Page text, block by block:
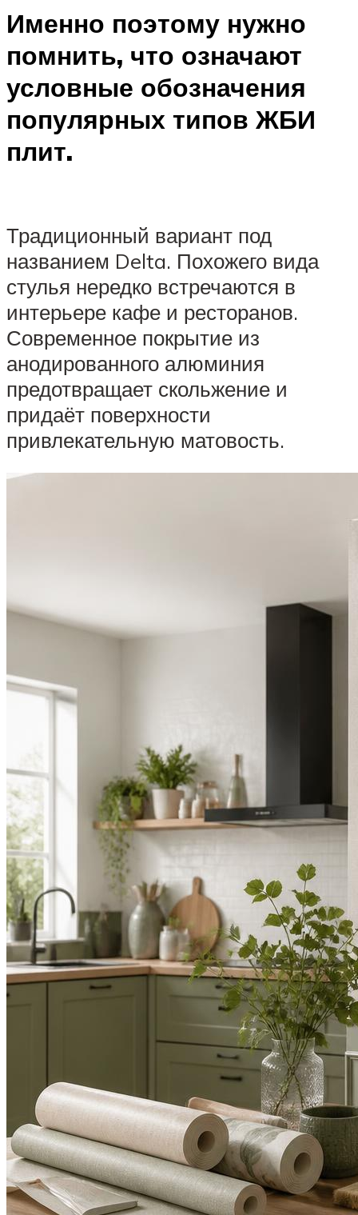
Именно поэтому нужно
помнить, что означают
условные обозначения
популярных типов ЖБИ
плит.
Традиционный вариант под
названием Delta. Похожего вида
стулья нередко встречаются в
интерьере кафе и ресторанов.
Современное покрытие из
анодированного алюминия
предотвращает скольжение и
придаёт поверхности
привлекательную матовость.